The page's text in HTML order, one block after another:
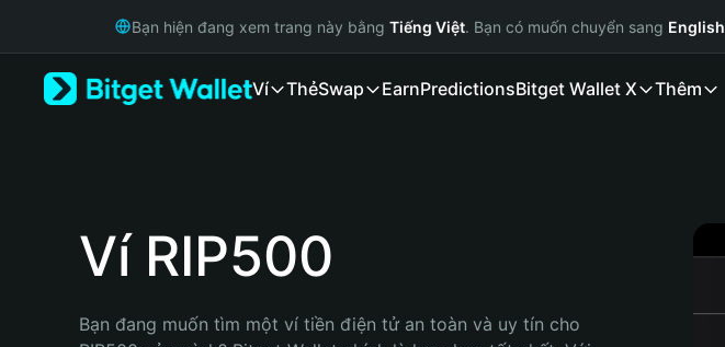
Русский
Bahasa Indonesia
Bạn hiện đang xem trang này bằng Tiếng Việt. Bạn có muốn chuyển sang English
Ví ThẻSwap EarnPredictionsBitget Wallet X Thêm
Ví RIP500
Bạn đang muốn tìm một ví tiền điện tử an toàn và uy tín cho